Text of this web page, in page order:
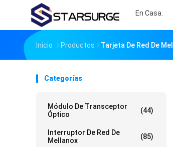
En Casa.
Inicio Productos Tarjeta De Red De
Categorías
Módulo De Transceptor
Óptico
(44)
Interruptor De Red De
Mellanox
(85)